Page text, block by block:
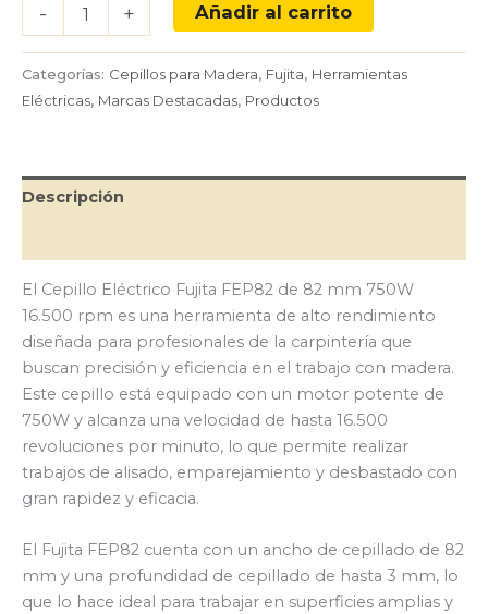
-
Eléctrico
FEP82
82
16.500
rpm
+ Añadir al carrito
Categorías: Cepillos para Madera, Fujita, Herramientas
Eléctricas, Marcas Destacadas, Productos
Descripción
El Cepillo Eléctrico Fujita FEP82 de 82 mm 750W
16.500 rpm es una herramienta de alto rendimiento
diseñada para profesionales de la carpintería que
buscan precisión y eficiencia en el trabajo con madera.
Este cepillo está equipado con un motor potente de
750W y alcanza una velocidad de hasta 16.500
revoluciones por minuto, lo que permite realizar
trabajos de alisado, emparejamiento y desbastado con
gran rapidez y eficacia.
El Fujita FEP82 cuenta con un ancho de cepillado de 82
mm y una profundidad de cepillado de hasta 3 mm, lo
que lo hace ideal para trabajar en superficies amplias y